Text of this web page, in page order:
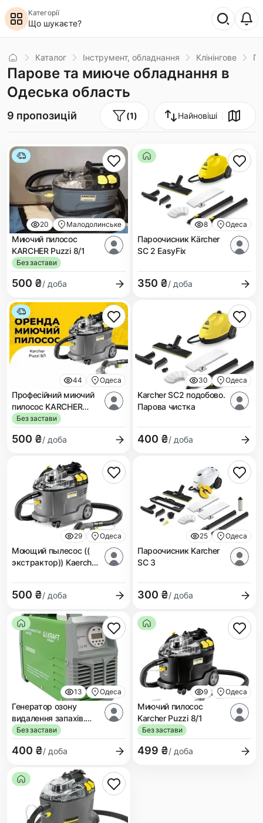
Категорії
Що шукаєте?
ГоловнаКаталог Інструмент, обладнання Клінінгове
Парове та миюче обладнання в
Одеська область
9 пропозицій (1) Найновіші
20 Малодолинське
Миючий пилосос
KARCHER Puzzi 8/1
Без застави
500 ₴/ доба
8 Одеса
Пароочисник Kärcher
SC 2 EasyFix
350 ₴/ доба
44 Одеса
Професійний миючий
пилосос KARCHER
Puzzi 8/1
Без застави
500 ₴/ доба
30 Одеса
Karcher SC2 подобово.
Парова чистка
400 ₴/ доба
29 Одеса
Моющий пылесос ((
экстрактор)) Kaercher
500 ₴/ доба
25 Одеса
Пароочисник Karcher
SC 3
300 ₴/ доба
13 Одеса
Генератор озону
видалення запахів.
Озонатор GI KRAFT
Без застави
400 ₴/ доба
9 Одеса
Миючий пилосос
Karcher Puzzi 8/1
Без застави
499 ₴/ доба